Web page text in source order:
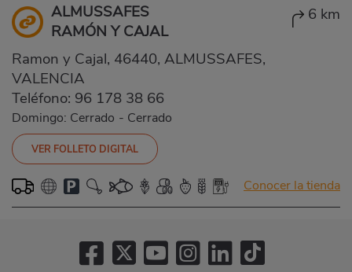
ALMUSSAFES
RAMÓN Y CAJAL
6 km
Ramon y Cajal, 46440, ALMUSSAFES,
VALENCIA
Teléfono: 96 178 38 66
Domingo: Cerrado - Cerrado
VER FOLLETO DIGITAL
Conocer la tienda